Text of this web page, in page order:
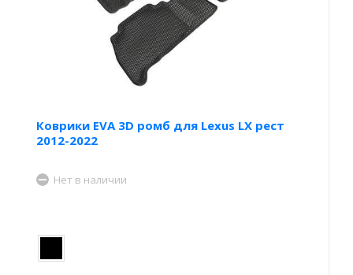
Коврики EVA 3D ромб для Lexus LX рест
2012-2022
Нет в наличии